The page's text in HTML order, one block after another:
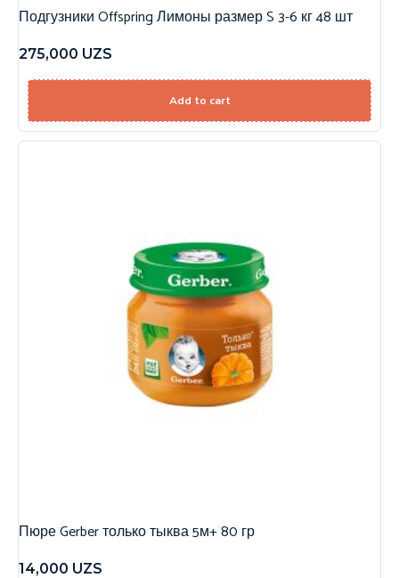
Подгузники Offspring Лимоны размер S 3-6 кг 48 шт
275,000 UZS
Add to cart
Пюре Gerber только тыква 5м+ 80 гр
14,000 UZS